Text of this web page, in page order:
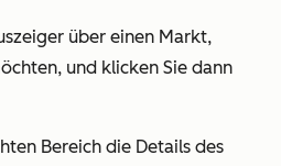
über einen Markt,
und klicken Sie dann
Bereich die Details des